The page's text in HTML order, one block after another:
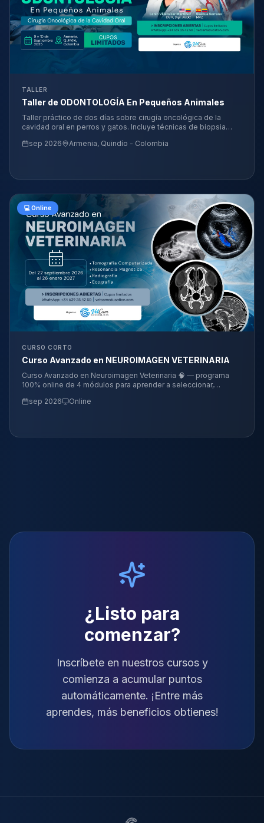
TALLER
Taller de ODONTOLOGÍA En Pequeños Animales
Taller práctico de dos días sobre cirugía oncológica de la
cavidad oral en perros y gatos. Incluye técnicas de biopsia
sus distintas variantes, además de creación de colgajos y
sep 2026 Armenia, Quindío - Colombia
💻 Online
CURSO CORTO
Curso Avanzado en NEUROIMAGEN VETERINARIA
Curso Avanzado en Neuroimagen Veterinaria 🧠 — programa
100% online de 4 módulos para aprender a seleccionar,
diagnóstico de enfermedades del encéfalo, médula espinal y
sep 2026 Online
¿Listo para
comenzar?
Inscríbete en nuestros cursos y
comienza a acumular puntos
automáticamente. ¡Entre más
aprendes, más beneficios obtienes!